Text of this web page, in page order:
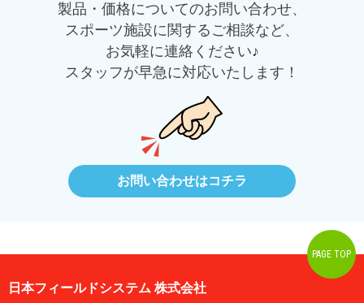
製品・価格についてのお問い合わせ、
スポーツ施設に関するご相談など、
お気軽に連絡ください♪
スタッフが早急に対応いたします！
お問い合わせはコチラ
PAGE TOP
日本フィールドシステム 株式会社